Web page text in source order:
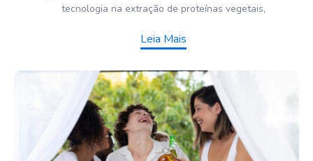
tecnologia na extração de proteínas vegetais,
Leia Mais